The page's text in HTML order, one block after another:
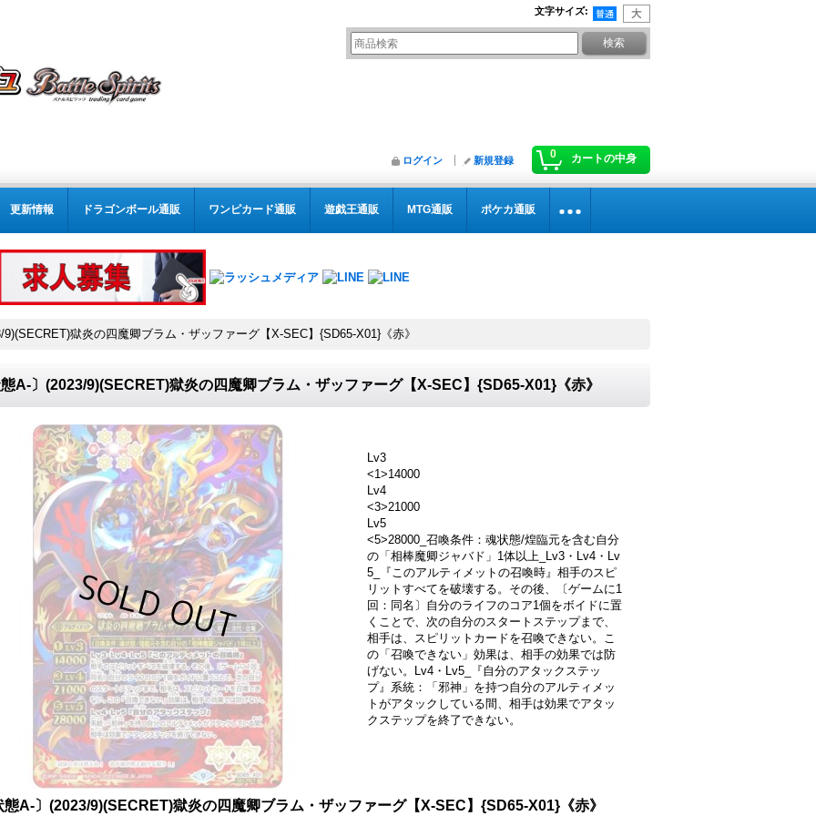
文字サイズ:
0 カートの中身
ログイン 新規登録
更新情報 ドラゴンボール通販 ワンピカード通販 遊戯王通販 MTG通販 ポケカ通販
獄炎の四魔卿ブラム・ザッファーグ【X-SEC】{SD65-X01}《赤》
A-〕(2023/9)(SECRET)獄炎の四魔卿ブラム・ザッファーグ【X-SEC】{SD65-X01}《赤》
Lv3
<1>14000
Lv4
<3>21000
Lv5
<5>28000_召喚条件：魂状態/煌臨元を含む自分
の「相棒魔卿ジャバド」1体以上_Lv3・Lv4・Lv
5_『このアルティメットの召喚時』相手のスピ
リットすべてを破壊する。その後、〔ゲームに1
回：同名〕自分のライフのコア1個をボイドに置
くことで、次の自分のスタートステップまで、
相手は、スピリットカードを召喚できない。こ
の「召喚できない」効果は、相手の効果では防
げない。Lv4・Lv5_『自分のアタックステッ
プ』系統：「邪神」を持つ自分のアルティメッ
トがアタックしている間、相手は効果でアタッ
クステップを終了できない。
態A-〕(2023/9)(SECRET)獄炎の四魔卿ブラム・ザッファーグ【X-SEC】{SD65-X01}《赤》